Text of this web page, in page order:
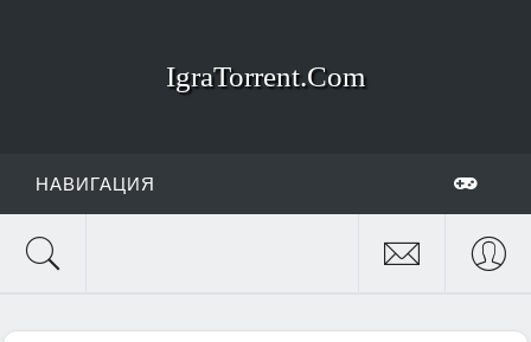
IgraTorrent.Com
НАВИГАЦИЯ